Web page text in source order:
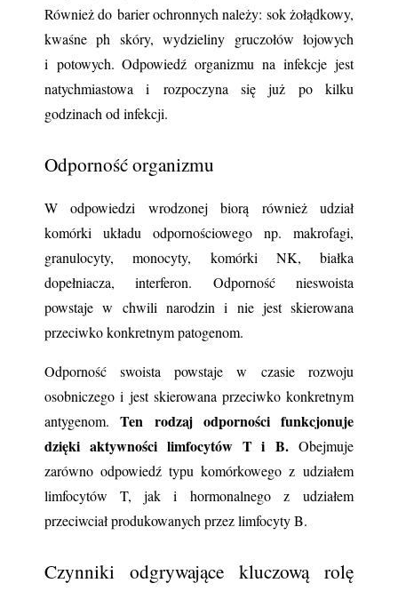
Również do barier ochronnych należy: sok żołądkowy,
kwaśne ph skóry, wydzieliny gruczołów łojowych
i potowych. Odpowiedź organizmu na infekcje jest
natychmiastowa i rozpoczyna się już po kilku
godzinach od infekcji.
Odporność organizmu
W odpowiedzi wrodzonej biorą również udział
komórki układu odpornościowego np. makrofagi,
granulocyty, monocyty, komórki NK, białka
dopełniacza, interferon. Odporność nieswoista
powstaje w chwili narodzin i nie jest skierowana
przeciwko konkretnym patogenom.
Odporność swoista powstaje w czasie rozwoju
osobniczego i jest skierowana przeciwko konkretnym
antygenom. Ten rodzaj odporności funkcjonuje
dzięki aktywności limfocytów T i B. Obejmuje
zarówno odpowiedź typu komórkowego z udziałem
limfocytów T, jak i hormonalnego z udziałem
przeciwciał produkowanych przez limfocyty B.
Czynniki odgrywające kluczową rolę